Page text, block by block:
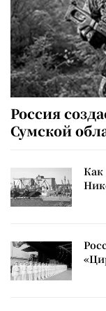
Россия
Сумской
Как